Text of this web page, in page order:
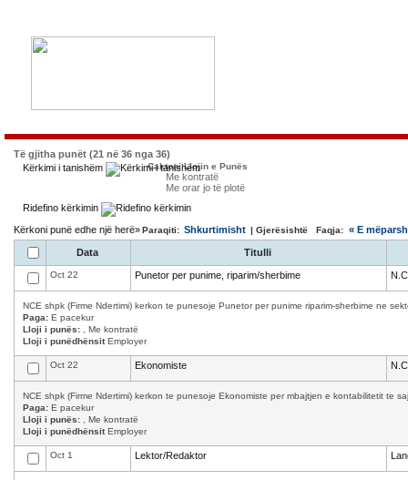
Të gjitha punët (21 në 36 nga 36)
Kërkimi i tanishëm
Caktoni Llojin e Punës
Me kontratë
Me orar jo të plotë
Ridefino kërkimin
Kërkoni punë edhe një herë»Paraqiti: Shkurtimisht | Gjerësishtë Faqja: « E
Data Titulli
Oct 22 Punetor per punime, riparim/sherbime
NCE shpk (Firme Ndertimi) kerkon te punesoje Punetor per punime riparim-sherbime ne
Paga: E pacekur
Lloji i punës: , Me kontratë
Lloji i punëdhënsitEmployer
Oct 22 Ekonomiste
NCE shpk (Firme Ndertimi) kerkon te punesoje Ekonomiste per mbajtjen e kontabilitetit te
Paga: E pacekur
Lloji i punës: , Me kontratë
Lloji i punëdhënsitEmployer
Oct 1 Lektor/Redaktor